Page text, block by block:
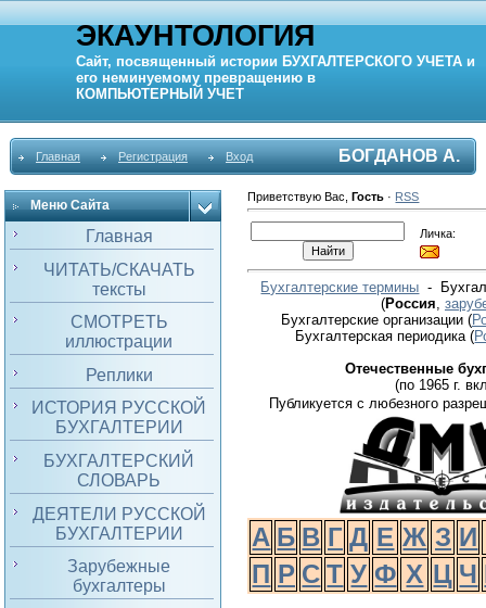
ЭКАУНТОЛОГИЯ
Сайт, посвященный истории БУХГАЛТЕРСКОГО УЧЕТА и
его неминуемому превращению в
КОМПЬЮТЕРНЫЙ УЧЕТ
Главная Регистрация Вход БОГДАНОВ А.
Меню Сайта
Главная
ЧИТАТЬ/СКАЧАТЬ
тексты
СМОТРЕТЬ
иллюстрации
Реплики
ИСТОРИЯ РУССКОЙ
БУХГАЛТЕРИИ
БУХГАЛТЕРСКИЙ
СЛОВАРЬ
ДЕЯТЕЛИ РУССКОЙ
БУХГАЛТЕРИИ
Зарубежные
бухгалтеры
Приветствую Вас ,Гость · RSS
Личка:
Бухгалтерские термины -
(Россия
Бухгалтерские организации (
Бухгалтерская периодика(
Отечественные
(по 1965 г.
Публикуется с любезного
А Б В Г Д Е Ж З И
П Р С Т У Ф Х Ц Ч